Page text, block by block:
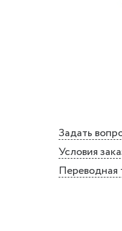
Задать
Условия
Переводная